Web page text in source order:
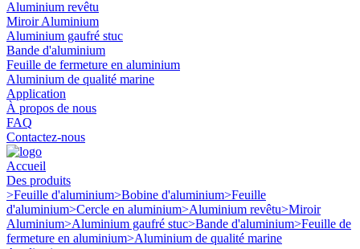
Aluminium revêtu
Miroir Aluminium
Aluminium gaufré stuc
Bande d'aluminium
Feuille de fermeture en aluminium
Aluminium de qualité marine
Application
À propos de nous
FAQ
Contactez-nous
Accueil
Des produits
>Feuille d'aluminium>Bobine d'aluminium>Feuille
d'aluminium>Cercle en aluminium>Aluminium revêtu>Miroir
Aluminium>Aluminium gaufré stuc>Bande d'aluminium>Feuille de
fermeture en aluminium>Aluminium de qualité marine